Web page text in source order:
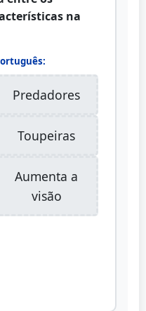
na
Predadores
Toupeiras
Aumenta a
visão